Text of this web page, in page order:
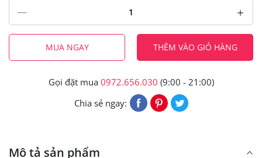
MUA NGAY THÊM VÀO GIỎ HÀNG
Gọi đặt mua 0972.656.030 (9:00 - 21:00)
Chia sẻ ngay:
Mô tả sản phẩm